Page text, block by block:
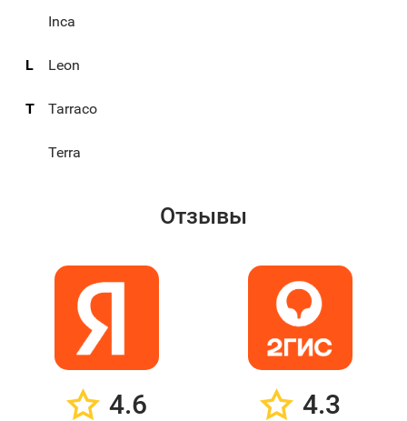
Inca
L Leon
T Tarraco
Terra
Отзывы
4.6 4.3